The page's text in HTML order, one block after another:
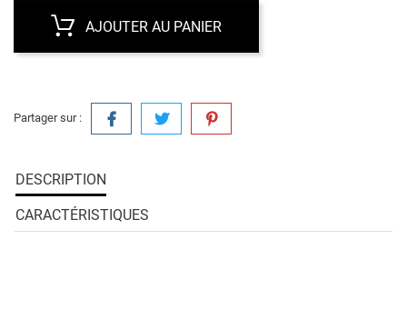
AJOUTER AU PANIER
Partager sur :
DESCRIPTION
CARACTÉRISTIQUES